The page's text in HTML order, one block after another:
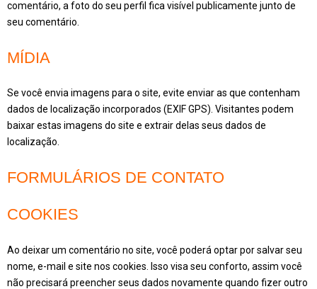
comentário, a foto do seu perfil fica visível publicamente junto de
seu comentário.
MÍDIA
Se você envia imagens para o site, evite enviar as que contenham
dados de localização incorporados (EXIF GPS). Visitantes podem
baixar estas imagens do site e extrair delas seus dados de
localização.
FORMULÁRIOS DE CONTATO
COOKIES
Ao deixar um comentário no site, você poderá optar por salvar seu
nome, e-mail e site nos cookies. Isso visa seu conforto, assim você
não precisará preencher seus dados novamente quando fizer outro